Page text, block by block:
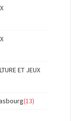
ET JEUX
(13)